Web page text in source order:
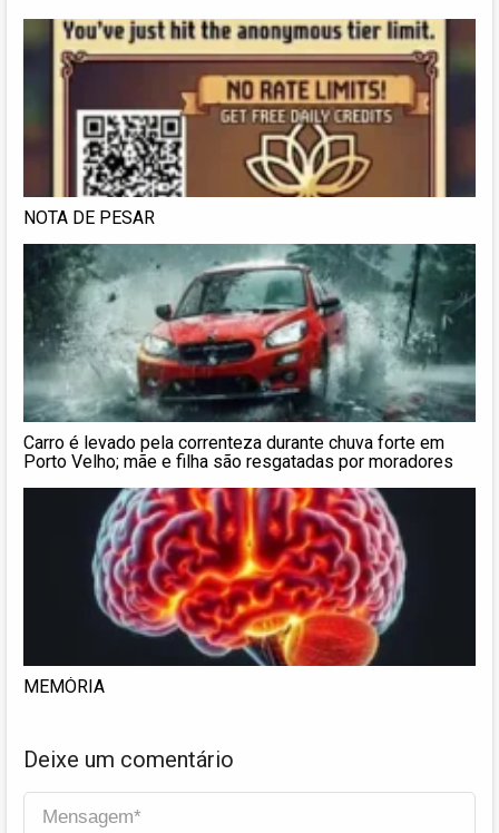
NOTA DE PESAR
Carro é levado pela correnteza durante chuva forte em
Porto Velho; mãe e filha são resgatadas por moradores
MEMÓRIA
Deixe um comentário